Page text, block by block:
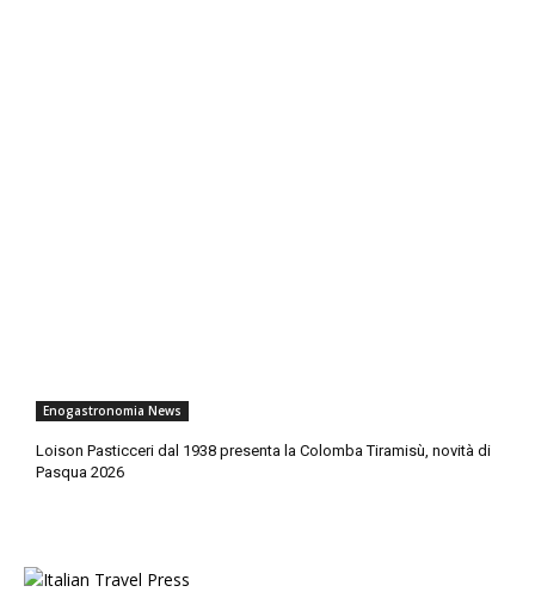
Enogastronomia News
Loison Pasticceri dal 1938 presenta la Colomba Tiramisù, novità di
Pasqua 2026